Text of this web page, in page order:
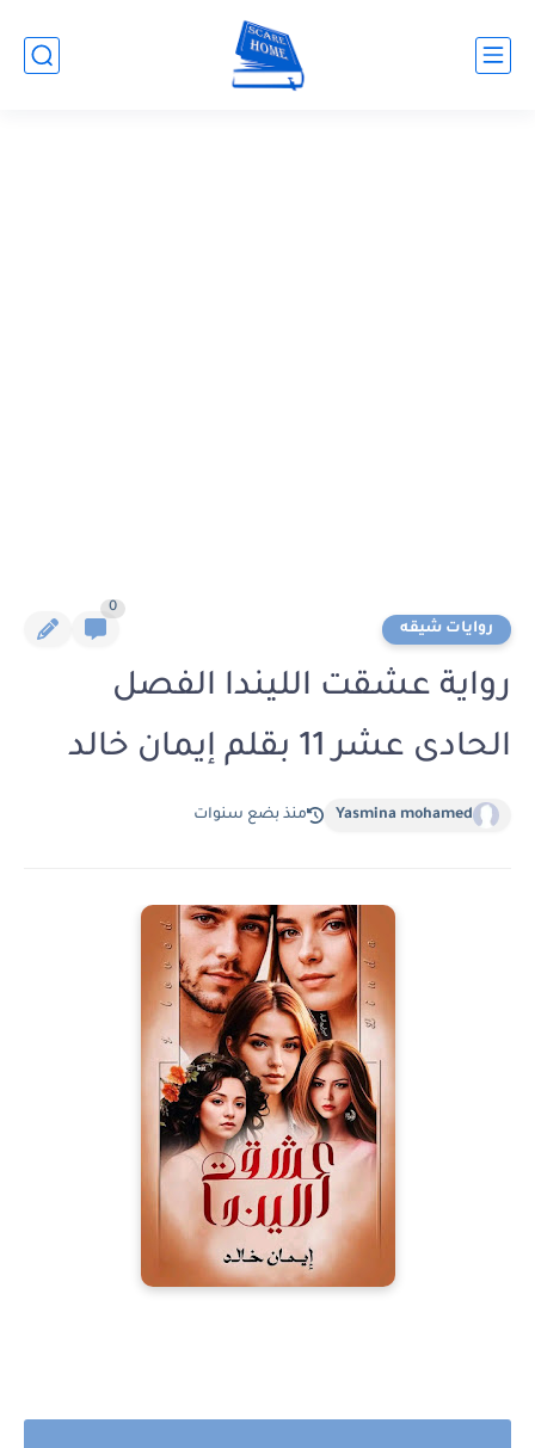
روايات شيقه
0
رواية عشقت الليندا الفصل
الحادى عشر 11 بقلم إيمان خالد
Yasmina mohamed منذ بضع سنوات